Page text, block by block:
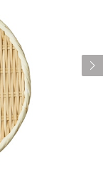
Next